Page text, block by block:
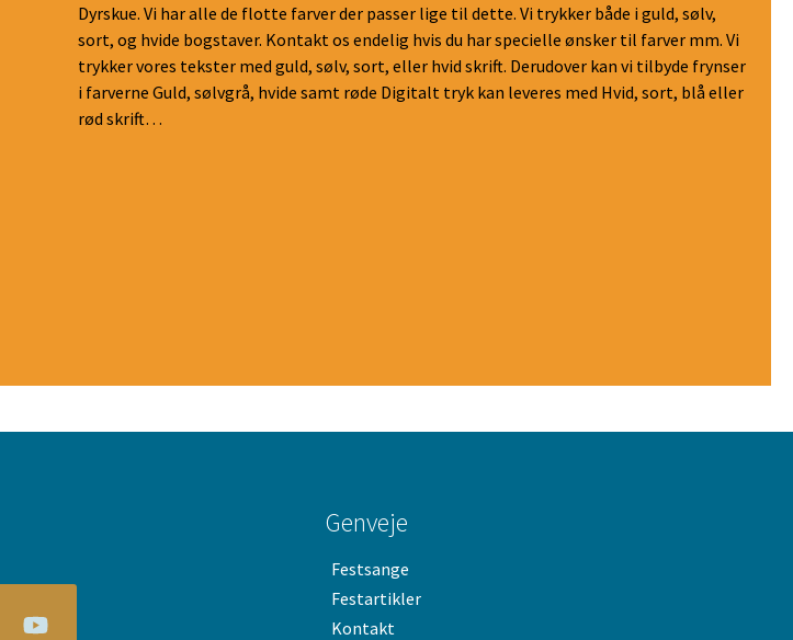
Dyrskue. Vi har alle de flotte farver der passer lige til dette. Vi trykker både i guld, sølv,
sort, og hvide bogstaver. Kontakt os endelig hvis du har specielle ønsker til farver mm. Vi
trykker vores tekster med guld, sølv, sort, eller hvid skrift. Derudover kan vi tilbyde frynser
i farverne Guld, sølvgrå, hvide samt røde Digitalt tryk kan leveres med Hvid, sort, blå eller
rød skrift…
Genveje
Festsange
Festartikler
Kontakt